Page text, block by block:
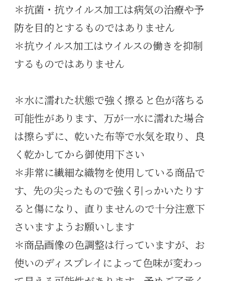
＊抗菌・抗ウイルス加工は病気の治療や予
防を目的とするものではありません
＊抗ウイルス加工はウイルスの働きを抑制
するものではありません
＊水に濡れた状態で強く擦ると色が落ちる
可能性があります、万が一水に濡れた場合
は擦らずに、乾いた布等で水気を取り、良
く乾かしてから御使用下さい
＊非常に繊細な織物を使用している商品で
す、先の尖ったもので強く引っかいたりす
ると傷になり、直りませんので十分注意下
さいますようお願いします
＊商品画像の色調整は行っていますが、お
使いのディスプレイによって色味が変わっ